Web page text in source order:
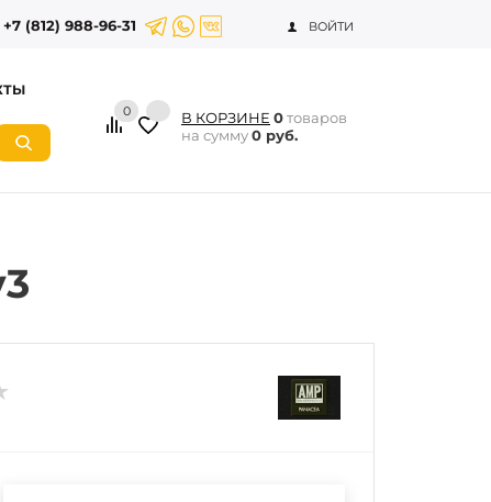
+7 (812) 988-96-31 ВОЙТИ
0 В КОРЗИНЕ 0товаров
на сумму0 руб.